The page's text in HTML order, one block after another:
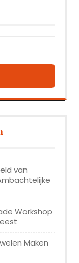
van
Workshop
Maken